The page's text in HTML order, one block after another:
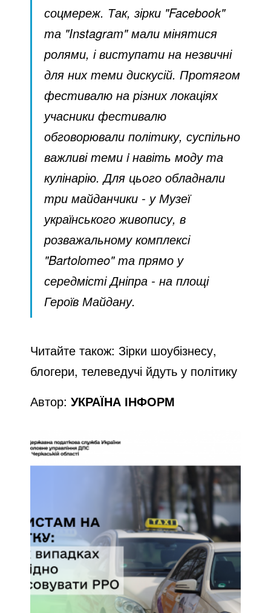
соцмереж. Так, зірки "Facebook"
та "Instagram" мали мінятися
ролями, і виступати на незвичні
для них теми дискусій. Протягом
фестивалю на різних локаціях
учасники фестивалю
обговорювали політику, суспільно
важливі теми i навіть моду та
кулінарію. Для цього обладнали
три майданчики - у Музеї
українського живопису, в
розважальному комплексі
"Bartolomeo" та прямо у
середмісті Дніпра - на площі
Героїв Майдану.
Читайте також:Зірки шоубізнесу,
блогери, телеведучі йдуть у політику
Автор:УКРАЇНА ІНФОРМ